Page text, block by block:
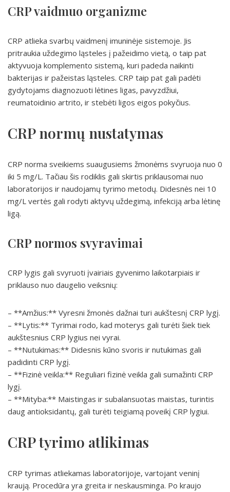
CRP vaidmuo organizme
CRP atlieka svarbų vaidmenį imuninėje sistemoje. Jis
pritraukia uždegimo ląsteles į pažeidimo vietą, o taip pat
aktyvuoja komplemento sistemą, kuri padeda naikinti
bakterijas ir pažeistas ląsteles. CRP taip pat gali padėti
gydytojams diagnozuoti lėtines ligas, pavyzdžiui,
reumatoidinio artrito, ir stebėti ligos eigos pokyčius.
CRP normų nustatymas
CRP norma sveikiems suaugusiems žmonėms svyruoja nuo 0
iki 5 mg/L. Tačiau šis rodiklis gali skirtis priklausomai nuo
laboratorijos ir naudojamų tyrimo metodų. Didesnės nei 10
mg/L vertės gali rodyti aktyvų uždegimą, infekciją arba lėtinę
ligą.
CRP normos svyravimai
CRP lygis gali svyruoti įvairiais gyvenimo laikotarpiais ir
priklauso nuo daugelio veiksnių:
– **Amžius:** Vyresni žmonės dažnai turi aukštesnį CRP lygį.
– **Lytis:** Tyrimai rodo, kad moterys gali turėti šiek tiek
aukštesnius CRP lygius nei vyrai.
– **Nutukimas:** Didesnis kūno svoris ir nutukimas gali
padidinti CRP lygį.
– **Fizinė veikla:** Reguliari fizinė veikla gali sumažinti CRP
lygį.
– **Mityba:** Maistingas ir subalansuotas maistas, turintis
daug antioksidantų, gali turėti teigiamą poveikį CRP lygiui.
CRP tyrimo atlikimas
CRP tyrimas atliekamas laboratorijoje, vartojant veninį
kraują. Procedūra yra greita ir neskausminga. Po kraujo